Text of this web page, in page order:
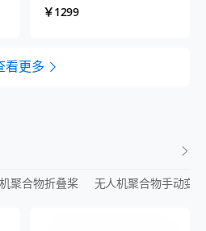
￥1299
看更多
聚合物折叠桨 无人机聚合物手动变